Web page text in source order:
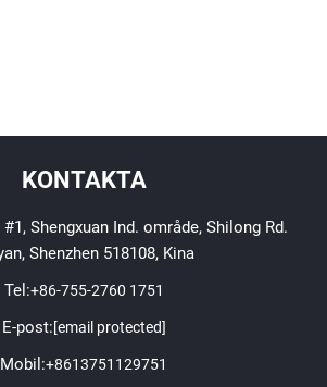
KONTAKTA
#1, Shengxuan Ind. område, Shilong Rd.
Shenzhen 518108, Kina
Tel:+86-755-2760 1751
E-post:[email protected]
Mobil:+8613751129751